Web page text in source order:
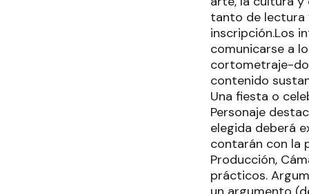
tanto de lectura
inscripción.Los
comunicarse a
cortometraje-
contenido
Una fiesta o
Personaje
elegida deberá
contarán con la
Producción,
prácticos.